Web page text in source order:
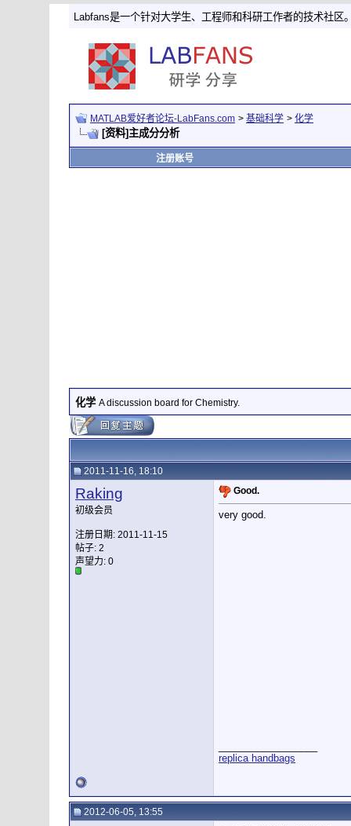
Labfans是一个针对大学生、工程师和科研工作者的技术社区
MATLAB爱好者论坛-LabFans.com > 基础科学 > 化学
[资料]主成分分析
注册账号
化学 A discussion board for Chemistry.
2011-11-16, 18:10
Raking
初级会员
注册日期: 2011-11-15
帖子: 2
声望力: 0
Good.
very good.
replica handbags
2012-06-05, 13:55